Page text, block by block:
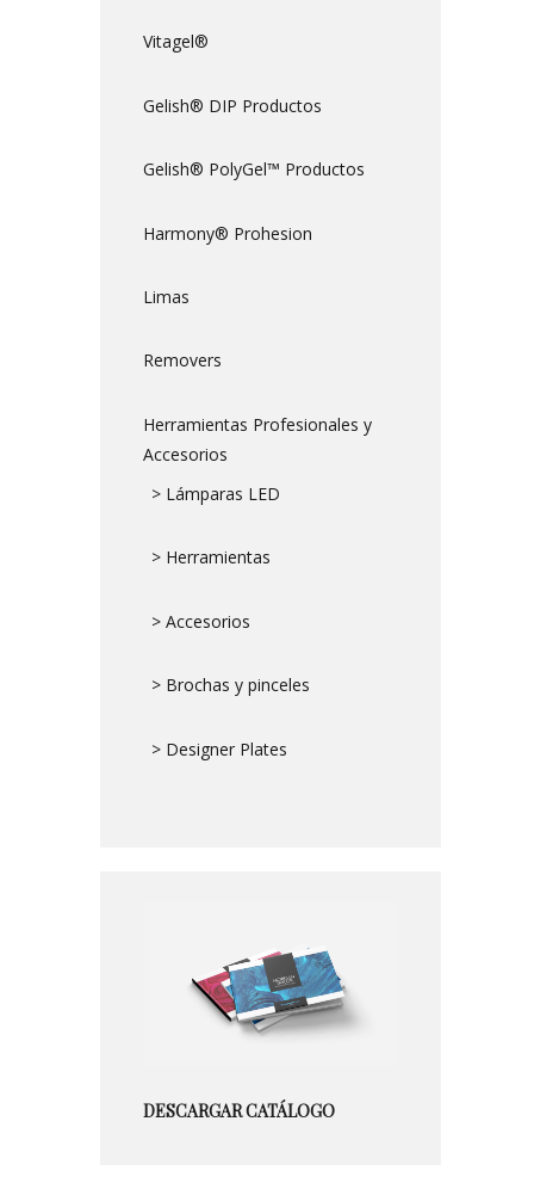
Vitagel®
Gelish® DIP Productos
Gelish® PolyGel™ Productos
Harmony® Prohesion
Limas
Removers
Herramientas Profesionales y
Accesorios
> Lámparas LED
> Herramientas
> Accesorios
> Brochas y pinceles
> Designer Plates
DESCARGAR CATÁLOGO